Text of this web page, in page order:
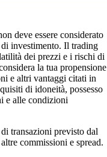
deve essere considerato
investimento. Il trading
dei prezzi e i rischi di
la tua propensione
e altri vantaggi citati in
di idoneità, possesso
e alle condizioni
transazioni previsto dal
commissioni e spread.